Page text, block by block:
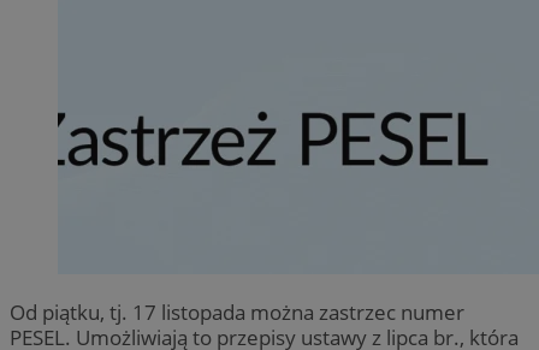
Od piątku, tj. 17 listopada można zastrzec numer
PESEL. Umożliwiają to przepisy ustawy z lipca br., która